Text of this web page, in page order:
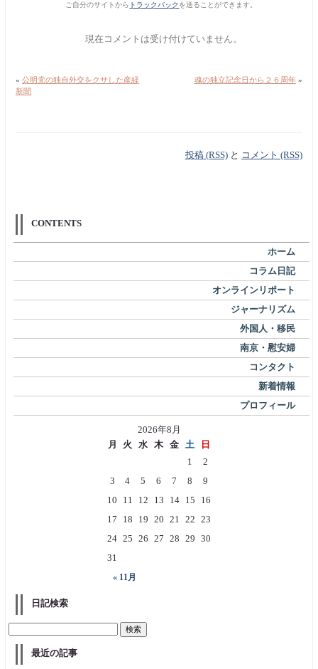
ご自分のサイトから トラックバック を送ることができます。
現在コメントは受け付けていません。
«公明党の独自外交をクサした産経
新聞
魂の独立記念日から２６周年»
投稿 (RSS)と コメント (RSS)
CONTENTS
ホーム
コラム日記
オンラインリポート
ジャーナリズム
外国人・移民
南京・慰安婦
コンタクト
新着情報
プロフィール
2026年8月
月
火 水 木 金 土 日
« 11月
1
2
3
4 5 6 7 8
9
10
11 12 13 14 15
16
17
18 19 20 21 22 23
24 25 26 27 28 29 30
31
日記検索
最近の記事